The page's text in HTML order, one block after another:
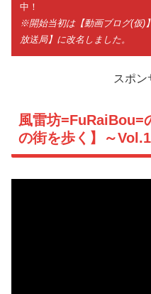
中！
※開始当初は【動画ブログ(仮)
放送局】に改名しました。
スポン
風雷坊=FuRaiBou=
の街を歩く】～